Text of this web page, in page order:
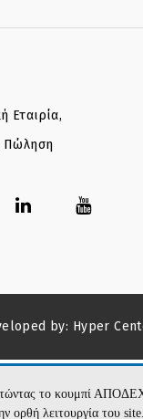
Εταιρία,
Πώληση
by: Hyper
το κουμπί
ορθή λειτουργία του